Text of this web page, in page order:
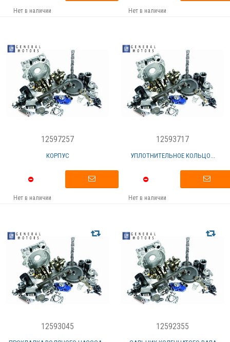
Нет в наличии Нет в наличии
12597257
КОРПУС
Нет в наличии
12593717
УПЛОТНИТЕЛЬНОЕ КОЛЬЦО...
Нет в наличии
12593045 12592355